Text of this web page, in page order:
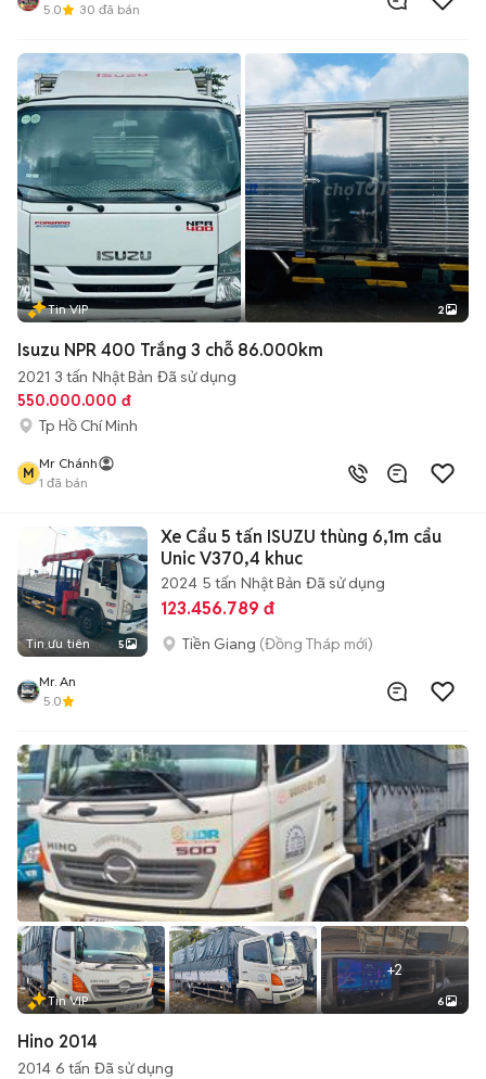
5.0
30 đã bán
Tin VIP 2
Isuzu NPR 400 Trắng 3 chỗ 86.000km
2021 3 tấn Nhật Bản Đã sử dụng
550.000.000 đ
Tp Hồ Chí Minh
M
Mr Chánh
1 đã bán
Tin ưu tiên 5
Xe Cẩu 5 tấn ISUZU thùng 6,1m cẩu
Unic V370,4 khuc
2024 5 tấn Nhật Bản Đã sử dụng
123.456.789 đ
Tiền Giang (Đồng Tháp mới)
Mr. An
5.0
+2
Tin VIP 6
Hino 2014
2014 6 tấn Đã sử dụng